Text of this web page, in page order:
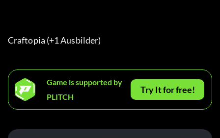
Craftopia (+1 Ausbilder)
Game is supported by
PLITCH
Try It for free!